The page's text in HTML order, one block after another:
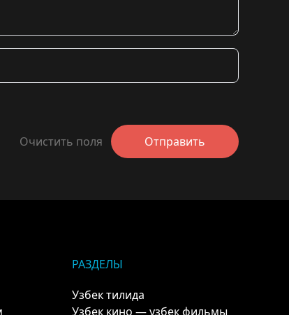
Очистить поля Отправить
РАЗДЕЛЫ
Узбек тилида
Узбек кино — узбек фильмы